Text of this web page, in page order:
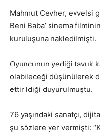
Mahmut Cevher, evvelsi
Beni Baba’ sinema
kuruluşuna nakledilmişti.
Oyuncunun yediği tavuk
olabileceği düşünülerek
ettirildiği duyurulmuştu.
76 yaşındaki sanatçı,
şu sözlere yer vermişti: